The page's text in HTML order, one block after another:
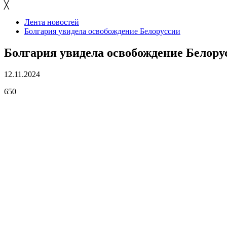
╳
Лента новостей
Болгария увидела освобождение Белоруссии
Болгария увидела освобождение
12.11.2024
650